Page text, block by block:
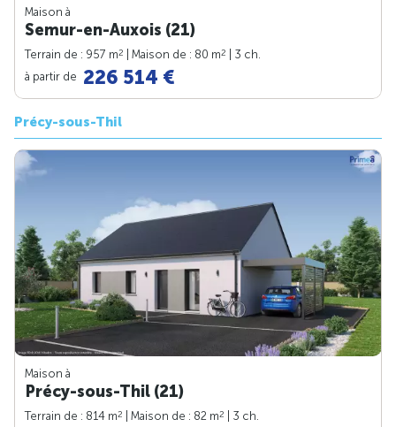
Maison à
Semur-en-Auxois (21)
Terrain de : 957 m2 | Maison de : 80 m2
| 3 ch.
à partir de 226 514 €
Précy-sous-Thil
Maison à
Précy-sous-Thil (21)
Terrain de : 814 m2 | Maison de : 82 m2 | 3 ch.